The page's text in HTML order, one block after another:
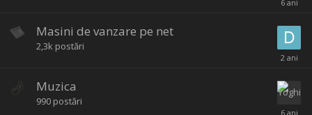
Masini de vanzare pe net
2,3k postări
Muzica
990 postări